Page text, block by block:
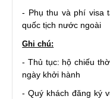
- Phụ thu và phí visa
quốc tịch nước ngoài
Ghi chú:
- Thủ tục: hộ chiếu
ngày khởi hành
- Quý khách đăng ký